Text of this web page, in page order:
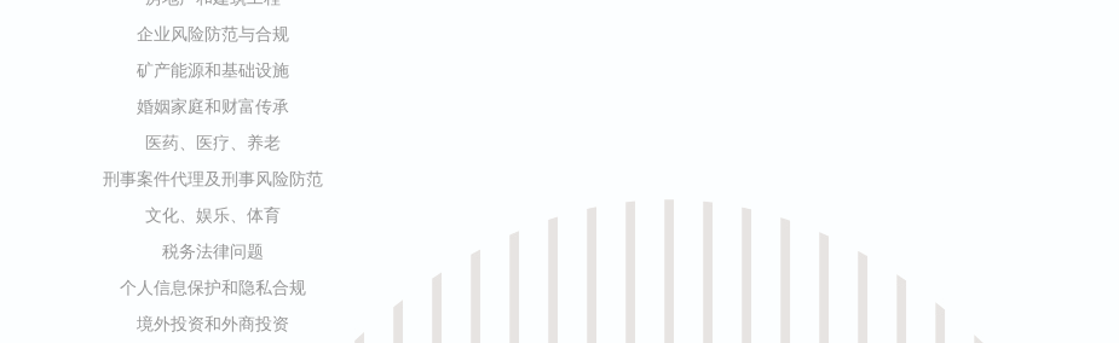
企业风险防范与合规
矿产能源和基础设施
婚姻家庭和财富传承
医药、医疗、养老
刑事案件代理及刑事风险防范
文化、娱乐、体育
税务法律问题
个人信息保护和隐私合规
境外投资和外商投资